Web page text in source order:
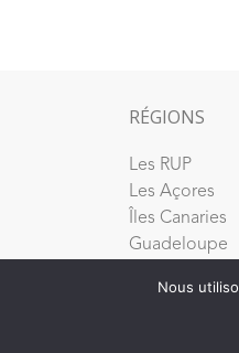
RÉGIONS
Les RUP
Les Açores
Îles Canaries
Guadeloupe
Nous